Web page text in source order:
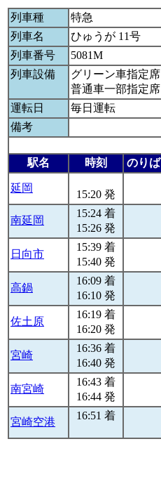
列車種
特急
列車名
ひゅうが 11号
列車番号
5081M
列車設備
グリーン車指定席
普通車一部指定席
運転日
毎日運転
備考
駅名 時刻 のりば
延岡
15:20 発
南延岡
15:24 着
15:26 発
日向市
15:39 着
15:40 発
高鍋
16:09 着
16:10 発
佐土原
16:19 着
16:20 発
宮崎
16:36 着
16:40 発
南宮崎
16:43 着
16:44 発
宮崎空港
16:51 着